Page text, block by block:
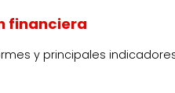
financiera
y principales